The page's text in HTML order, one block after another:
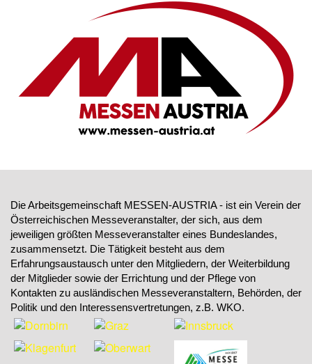
Die Arbeitsgemeinschaft MESSEN-AUSTRIA - ist ein Verein der
Österreichischen Messeveranstalter, der sich, aus dem
jeweiligen größten Messeveranstalter eines Bundeslandes,
zusammensetzt. Die Tätigkeit besteht aus dem
Erfahrungsaustausch unter den Mitgliedern, der Weiterbildung
der Mitglieder sowie der Errichtung und der Pflege von
Kontakten zu ausländischen Messeveranstaltern, Behörden, der
Politik und den Interessensvertretungen, z.B. WKO.